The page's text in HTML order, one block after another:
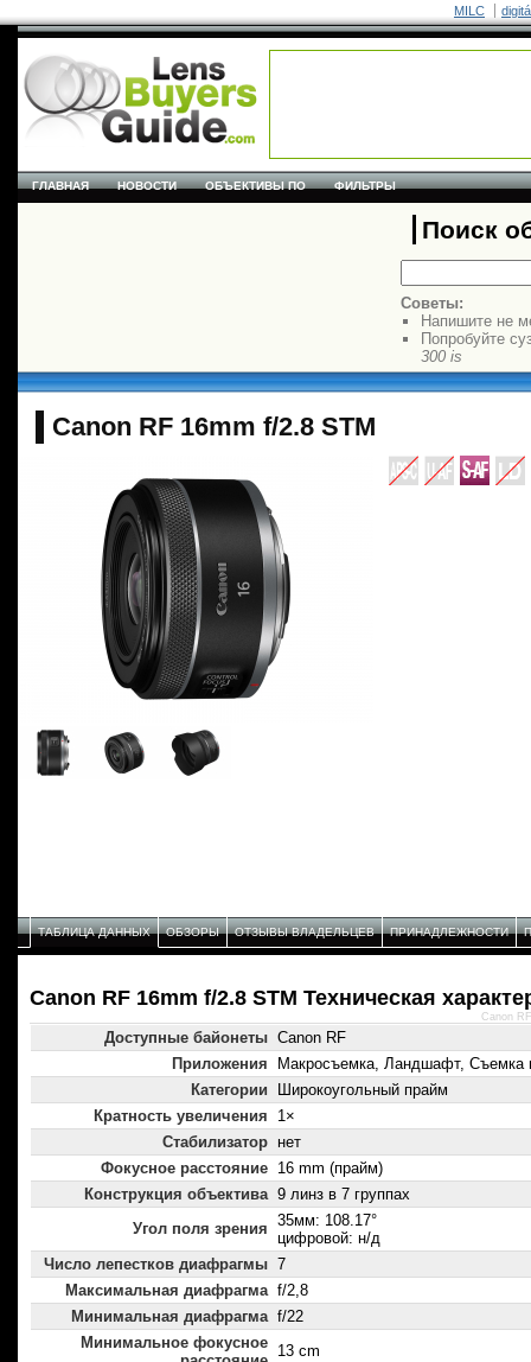
MILC
ГЛАВНАЯ НОВОСТИ ОБЪЕКТИВЫ ПО ФИЛЬТРЫ
Поиск
Советы:
Напишите не
Попробуйте
300 is
Canon RF 16mm f/2.8 STM
ТАБЛИЦА ДАННЫХ ОБЗОРЫ ОТЗЫВЫ ВЛАДЕЛЬЦЕВ ПРИНАДЛЕЖНОСТИ
Canon RF 16mm f/2.8 STM Техническая
Доступные байонеты Canon RF
Приложения
Макросъемка, Ландшафт, Съемка
Категории
Широкоугольный прайм
Кратность увеличения
1×
Стабилизатор нет
Фокусное расстояние 16 mm (прайм)
Конструкция объектива 9 линз в 7 группах
Угол поля зрения 35мм: 108.17°
цифровой: н/д
Число лепестков диафрагмы 7
Максимальная диафрагма f/2,8
Минимальная диафрагма f/22
Минимальное фокусное 13 cm
Canon